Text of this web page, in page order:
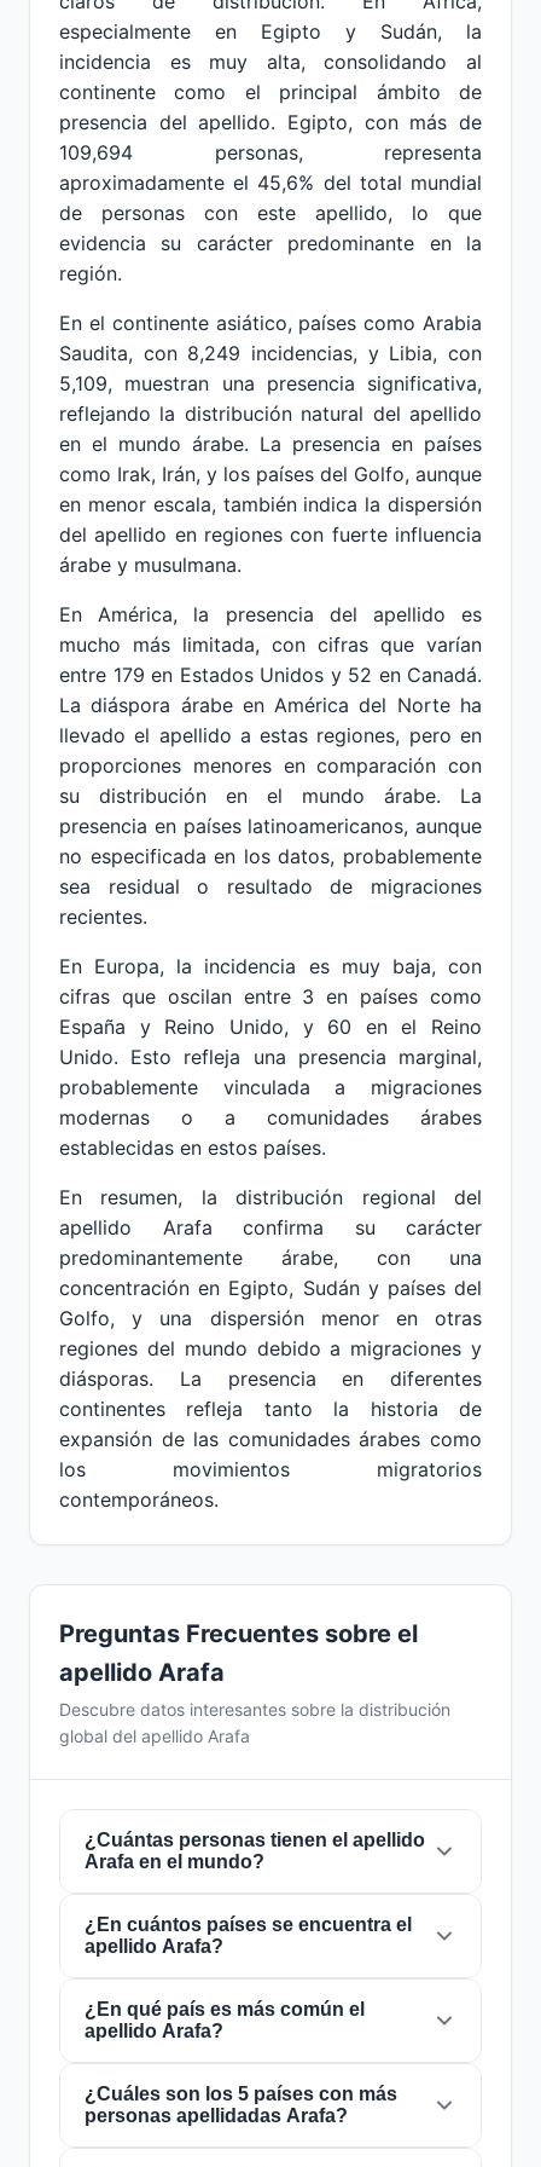
especialmente en Egipto y Sudán, la
incidencia es muy alta, consolidando al
continente como el principal ámbito de
presencia del apellido. Egipto, con más de
109,694 personas, representa
aproximadamente el 45,6% del total mundial
de personas con este apellido, lo que
evidencia su carácter predominante en la
región.
En el continente asiático, países como Arabia
Saudita, con 8,249 incidencias, y Libia, con
5,109, muestran una presencia significativa,
reflejando la distribución natural del apellido
en el mundo árabe. La presencia en países
como Irak, Irán, y los países del Golfo, aunque
en menor escala, también indica la dispersión
del apellido en regiones con fuerte influencia
árabe y musulmana.
En América, la presencia del apellido es
mucho más limitada, con cifras que varían
entre 179 en Estados Unidos y 52 en Canadá.
La diáspora árabe en América del Norte ha
llevado el apellido a estas regiones, pero en
proporciones menores en comparación con
su distribución en el mundo árabe. La
presencia en países latinoamericanos, aunque
no especificada en los datos, probablemente
sea residual o resultado de migraciones
recientes.
En Europa, la incidencia es muy baja, con
cifras que oscilan entre 3 en países como
España y Reino Unido, y 60 en el Reino
Unido. Esto refleja una presencia marginal,
probablemente vinculada a migraciones
modernas o a comunidades árabes
establecidas en estos países.
En resumen, la distribución regional del
apellido Arafa confirma su carácter
predominantemente árabe, con una
concentración en Egipto, Sudán y países del
Golfo, y una dispersión menor en otras
regiones del mundo debido a migraciones y
diásporas. La presencia en diferentes
continentes refleja tanto la historia de
expansión de las comunidades árabes como
los movimientos migratorios
contemporáneos.
Preguntas Frecuentes sobre el
apellido Arafa
Descubre datos interesantes sobre la distribución
global del apellido Arafa
¿Cuántas personas tienen el apellido
Arafa en el mundo?
Actualmente hay aproximadamente149.725
personascon el apellido
mundo. Esto significa que aproximadamente 1
de cada53,431 personasen el mundo lleva
este apellido. Se encuentra presente en
países, lo que refleja su distribución global.
¿En cuántos países se encuentra el
apellido Arafa?
El apellidoArafaestá presente en76 países
de todo el mundo. Esto lo clasifica como un
apellido de alcanceregional. Su presencia en
múltiples países indica patrones históricos de
migración y dispersión familiar a lo largo de los
siglos.
¿En qué país es más común el
apellido Arafa?
El apellidoArafaes más común enEgipto
donde lo portan aproximadamente
personas. Esto representa el73.3%del total
¿Cuáles son los 5 países con más
personas apellidadas Arafa?